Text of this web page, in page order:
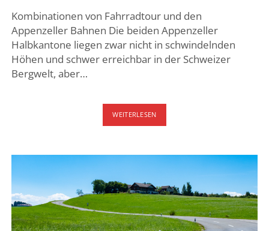
Kombinationen von Fahrradtour und den
Appenzeller Bahnen Die beiden Appenzeller
Halbkantone liegen zwar nicht in schwindelnden
Höhen und schwer erreichbar in der Schweizer
Bergwelt, aber…
WEITERLESENAPPENZELLER
BAHNSAFARI